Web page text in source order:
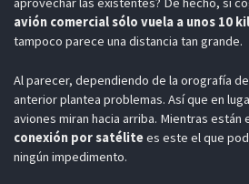
avión comercial sólo vuela a unos 10
tampoco parece una distancia tan grande.
Al parecer, dependiendo de la orografía
anterior plantea problemas. Así que en
aviones miran hacia arriba. Mientras están
conexión por satélitees este el que
ningún impedimento.